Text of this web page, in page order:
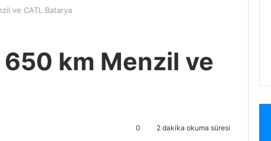
ve CATL Batarya
km Menzil ve
0 2 dakika okuma süresi